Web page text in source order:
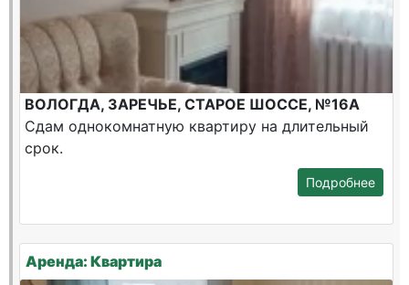
ВОЛОГДА, ЗАРЕЧЬЕ, СТАРОЕ ШОССЕ, №16А
Сдам однокомнатную квартиру на длительный
срок.
Подробнее
Аренда: Квартира